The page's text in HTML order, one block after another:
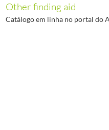
Other finding aid
Catálogo em linha no portal do